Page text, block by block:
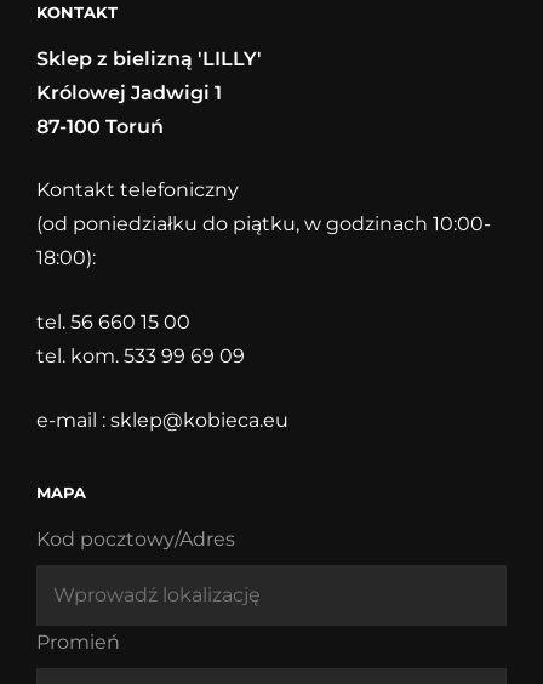
KONTAKT
Sklep z bielizną 'LILLY'
Królowej Jadwigi 1
87-100 Toruń
Kontakt telefoniczny
(od poniedziałku do piątku, w godzinach 10:00-
18:00):
tel. 56 660 15 00
tel. kom. 533 99 69 09
e-mail : sklep@kobieca.eu
MAPA
Kod pocztowy/Adres
Promień